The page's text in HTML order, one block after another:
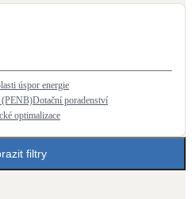
vytápění
úspor energie
(PENB)Dotační poradenství
optimalizace
filtry